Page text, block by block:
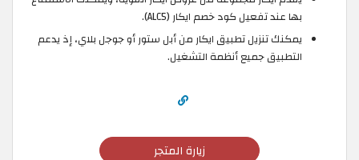
بها عند تفعيل كود خصم ايكار (ALC5).
يمكنك تنزيل تطبيق ايكار من أبل ستور أو جوجل بلاي، إذ يدعم
التطبيق جميع أنظمة التشغيل.
زيارة المتجر